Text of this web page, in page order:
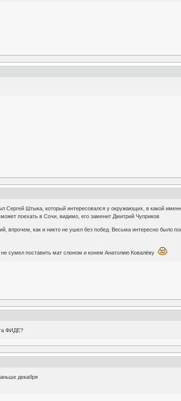
Штыка, который интересовался у окружающих, в какой
поехать в Сочи, видимо, его заменит Дмитрий Чуприков
впрочем, как и никто не ушел без побед. Весьма интересно было
сумел поставить мат слоном и конем Анатолию Ковалёву
ФИДЕ?
декабря